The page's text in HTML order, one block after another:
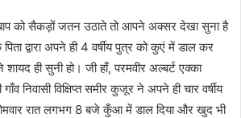
को सैकड़ों जतन उठाते तो आपने अक्सर देखा सुना है
द्वारा अपने ही 4 वर्षीय पुत्र को कुएं में डाल कर
ही सुनी हो। जी हाँ, परमवीर अल्बर्ट एक्का
निवासी विक्षिप्त समीर कुजूर ने अपने ही चार वर्षीय
रात लगभग 8 बजे कुँआ में डाल दिया और खुद भी